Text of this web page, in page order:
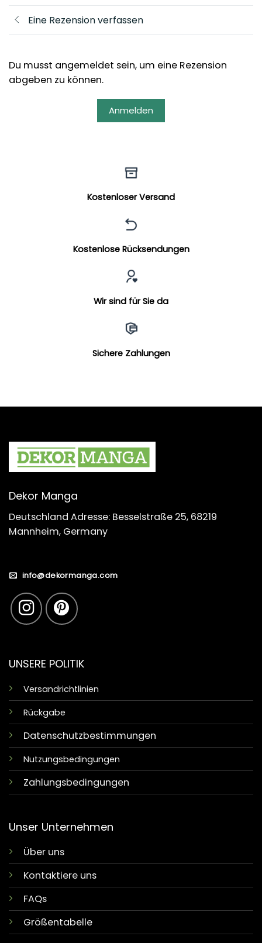
Eine Rezension verfassen
Du musst angemeldet sein, um eine Rezension
abgeben zu können.
Anmelden
Kostenloser Versand
Kostenlose Rücksendungen
Wir sind für Sie da
Sichere Zahlungen
Dekor Manga
Deutschland Adresse: Besselstraße 25, 68219
Mannheim, Germany
info@dekormanga.com
UNSERE POLITIK
Versandrichtlinien
Rückgabe
Datenschutzbestimmungen
Nutzungsbedingungen
Zahlungsbedingungen
Unser Unternehmen
Über uns
Kontaktiere uns
FAQs
Größentabelle